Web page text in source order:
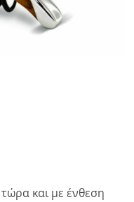
και με ένθεση